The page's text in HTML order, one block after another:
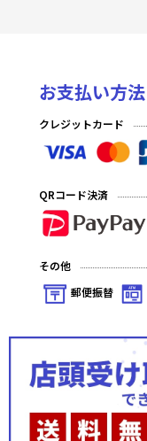
お支払い方法
クレジットカード
QRコード決済
その他
郵便振替